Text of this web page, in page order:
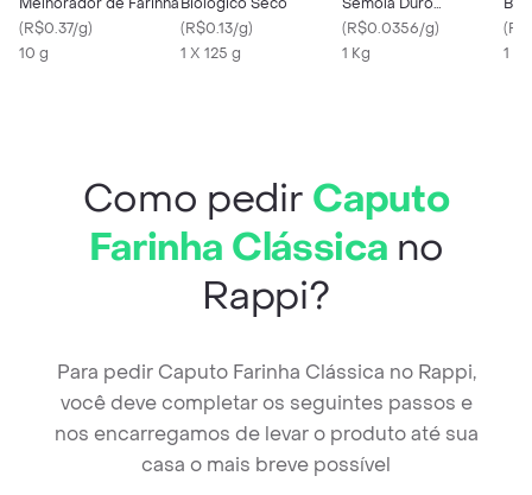
(R$0.37/g)
10 g
(R$0.13/g)
1 X 125 g
Rimacinata
(R$0.0356/g)
1 Kg
(
1 X
Como pedir Caputo
Farinha Clássica no
Rappi?
Para pedir Caputo Farinha Clássica no Rappi,
você deve completar os seguintes passos e
nos encarregamos de levar o produto até sua
casa o mais breve possível